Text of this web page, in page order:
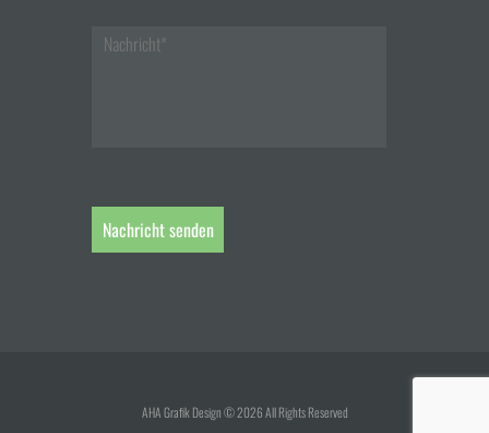
AHA Grafik Design © 2026 All Rights Reserved